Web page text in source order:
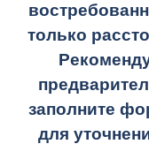
только
заполните
для